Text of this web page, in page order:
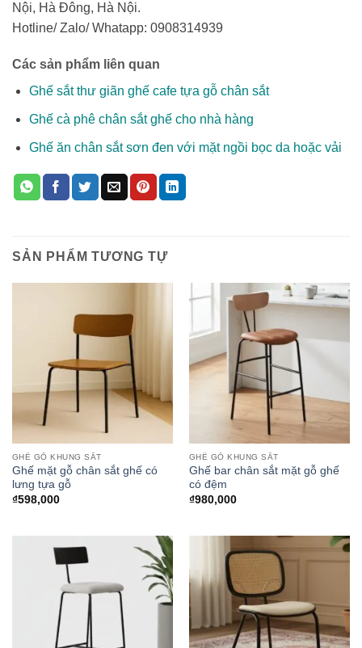
Nội, Hà Đông, Hà Nội.
Hotline/ Zalo/ Whatapp: 0908314939
Các sản phẩm liên quan
Ghế sắt thư giãn ghế cafe tựa gỗ chân sắt
Ghế cà phê chân sắt ghế cho nhà hàng
Ghế ăn chân sắt sơn đen với mặt ngồi bọc da hoặc vải
SẢN PHẨM TƯƠNG TỰ
GHẾ GỖ KHUNG SẮT
Ghế mặt gỗ chân sắt ghế có
lưng tựa gỗ
₫598,000
GHẾ GỖ KHUNG SẮT
Ghế bar chân sắt mặt gỗ ghế
có đệm
₫980,000